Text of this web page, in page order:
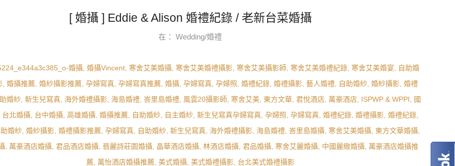
[ 婚攝 ] Eddie & Alison 婚禮紀錄 / 老新台菜婚攝
在： Wedding/婚禮